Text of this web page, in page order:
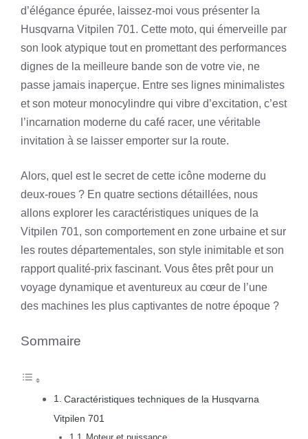
d’élégance épurée, laissez-moi vous présenter la
Husqvarna Vitpilen 701. Cette moto, qui émerveille par
son look atypique tout en promettant des performances
dignes de la meilleure bande son de votre vie, ne
passe jamais inaperçue. Entre ses lignes minimalistes
et son moteur monocylindre qui vibre d’excitation, c’est
l’incarnation moderne du café racer, une véritable
invitation à se laisser emporter sur la route.
Alors, quel est le secret de cette icône moderne du
deux-roues ? En quatre sections détaillées, nous
allons explorer les caractéristiques uniques de la
Vitpilen 701, son comportement en zone urbaine et sur
les routes départementales, son style inimitable et son
rapport qualité-prix fascinant. Vous êtes prêt pour un
voyage dynamique et aventureux au cœur de l’une
des machines les plus captivantes de notre époque ?
Sommaire
Caractéristiques techniques de la Husqvarna
Vitpilen 701